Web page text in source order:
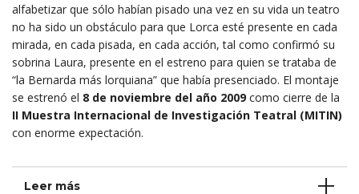
alfabetizar que sólo habían pisado una vez en su vida un teatro
no ha sido un obstáculo para que Lorca esté presente en cada
mirada, en cada pisada, en cada acción, tal como confirmó su
sobrina Laura, presente en el estreno para quien se trataba de
“la Bernarda más lorquiana” que había presenciado. El montaje
se estrenó el 8 de noviembre del año 2009 como cierre de la
II Muestra Internacional de Investigación Teatral (MITIN)
con enorme expectación.
Leer más